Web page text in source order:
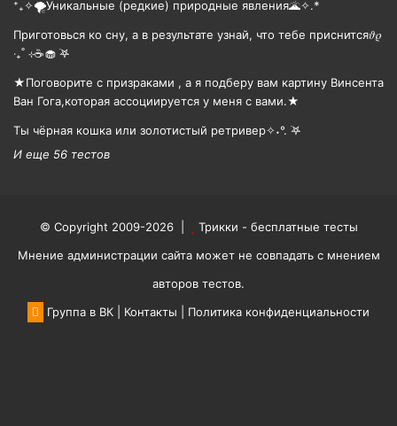
⁺₊✧🌪️Уникальные (редкие) природные явления🌋✧.*
Приготовься ко сну, а в результате узнай, что тебе приснится𝜗𝜚
‧₊˚ ⊹☕️🧁 ࣪𖤐
★Поговорите с призраками , а я подберу вам картину Винсента
Ван Гога,которая ассоциируется у меня с вами.★
Ты чёрная кошка или золотистый ретривер✧˖°. ࣪𖤐
И еще 56 тестов
© Copyright 2009-2026 |
Трикки - бесплатные тесты
Мнение администрации сайта может не совпадать с мнением
авторов тестов.
Группа в ВК
Контакты Политика конфиденциальности